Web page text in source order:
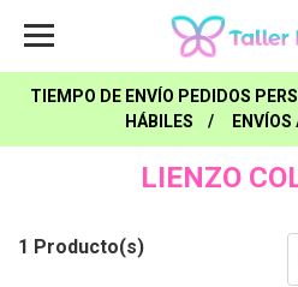
TIEMPO DE ENVÍO PEDIDOS
HÁBILES / ENVÍOS
LIENZO
1 Producto(s)